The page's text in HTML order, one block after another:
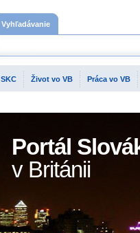
Portál
v Británii
Vyhľadávanie
SKC Život vo VB Práca vo VB